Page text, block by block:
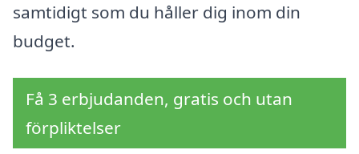
samtidigt som du håller dig inom din
budget.
Få 3 erbjudanden, gratis och utan
förpliktelser